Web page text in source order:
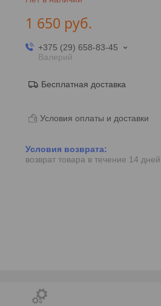
1 650 руб.
+375 (29) 658-83-45
Валерий
Бесплатная доставка
Условия оплаты и доставки
возврат товара в течение 14 дней